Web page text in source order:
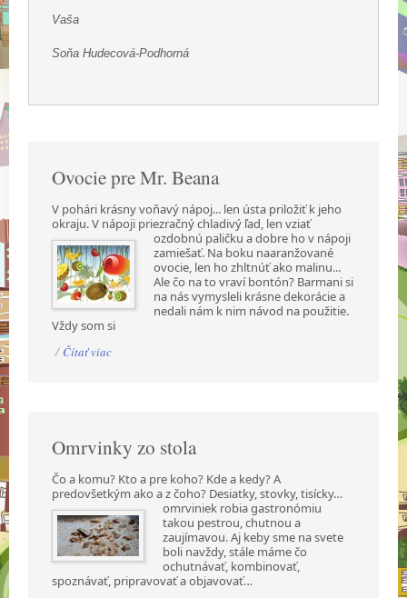
Vaša
Soňa Hudecová-Podhorná
Ovocie pre Mr. Beana
V pohári krásny voňavý nápoj... len ústa priložiť k jeho
okraju. V nápoji priezračný chladivý ľad, len vziať
ozdobnú paličku a dobre ho v nápoji
zamiešať. Na boku naaranžované
ovocie, len ho zhltnúť ako malinu...
Ale čo na to vraví bontón? Barmani si
na nás vymysleli krásne dekorácie a
nedali nám k nim návod na použitie.
Vždy som si
/ Čítať viac
Omrvinky zo stola
Čo a komu? Kto a pre koho? Kde a kedy? A
predovšetkým ako a z čoho? Desiatky, stovky,tisícky…
omrviniek robia gastronómiu
takou pestrou, chutnou a
zaujímavou. Aj keby sme na svete
boli navždy, stále máme čo
ochutnávať, kombinovať,
spoznávať, pripravovať a objavovať…